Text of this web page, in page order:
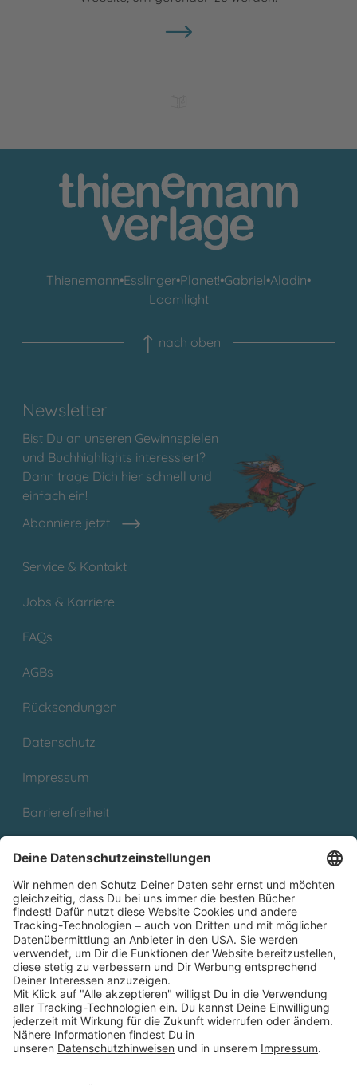
Thienemann•Esslinger•Planet!•Gabriel•Aladin•
Loomlight
nach oben
Newsletter
Bist Du an unseren Gewinnspielen
und Buchhighlights interessiert?
Dann trage Dich hier schnell und
einfach ein!
Abonniere jetzt
Service & Kontakt
Jobs & Karriere
FAQs
AGBs
Rücksendungen
Datenschutz
Impressum
Barrierefreiheit
Partnerprogramm (Affiliate)
Folge uns auf
* Versandkostenfrei ab 9,00 € Bestellwert innerhalb
Deutschlands
** Lieferzeit 1-3 Werktage innerhalb Deutschlands